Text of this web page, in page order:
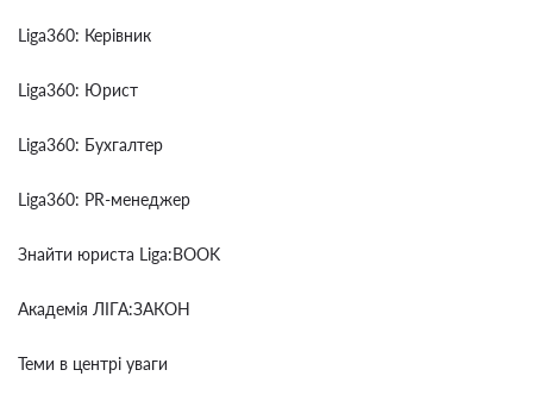
Liga360: Керівник
Liga360: Юрист
Liga360: Бухгалтер
Liga360: PR-менеджер
Знайти юриста Liga:BOOK
Академія ЛІГА:ЗАКОН
Теми в центрі уваги